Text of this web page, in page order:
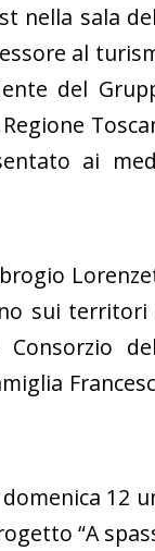
nella sala
al
del
ai
sui territori
12
“A